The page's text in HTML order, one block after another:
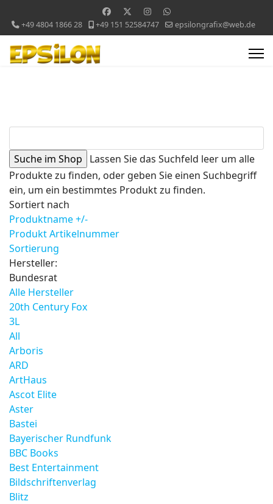
+49 4804 1866 28 +49 151 52584747 epsilongrafix@web.de
Lassen Sie das Suchfeld leer um alle
Produkte zu finden, oder geben Sie einen Suchbegriff
ein, um ein bestimmtes Produkt zu finden.
Sortiert nach
Produktname +/-
Produkt Artikelnummer
Sortierung
Hersteller:
Bundesrat
Alle Hersteller
20th Century Fox
3L
All
Arboris
ARD
ArtHaus
Ascot Elite
Aster
Bastei
Bayerischer Rundfunk
BBC Books
Best Entertainment
Bildschriftenverlag
Blitz